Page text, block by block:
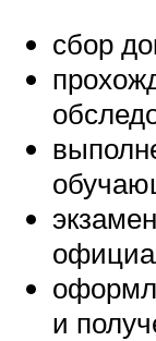
сбор
и